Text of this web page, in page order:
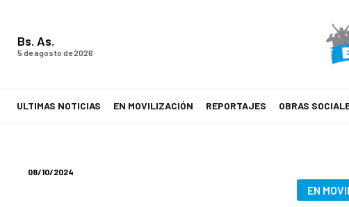
Bs. As.
5 de agosto de 2026
ULTIMAS NOTICIAS EN MOVILIZACIÓN REPORTAJES OBRAS
08/10/2024
EN